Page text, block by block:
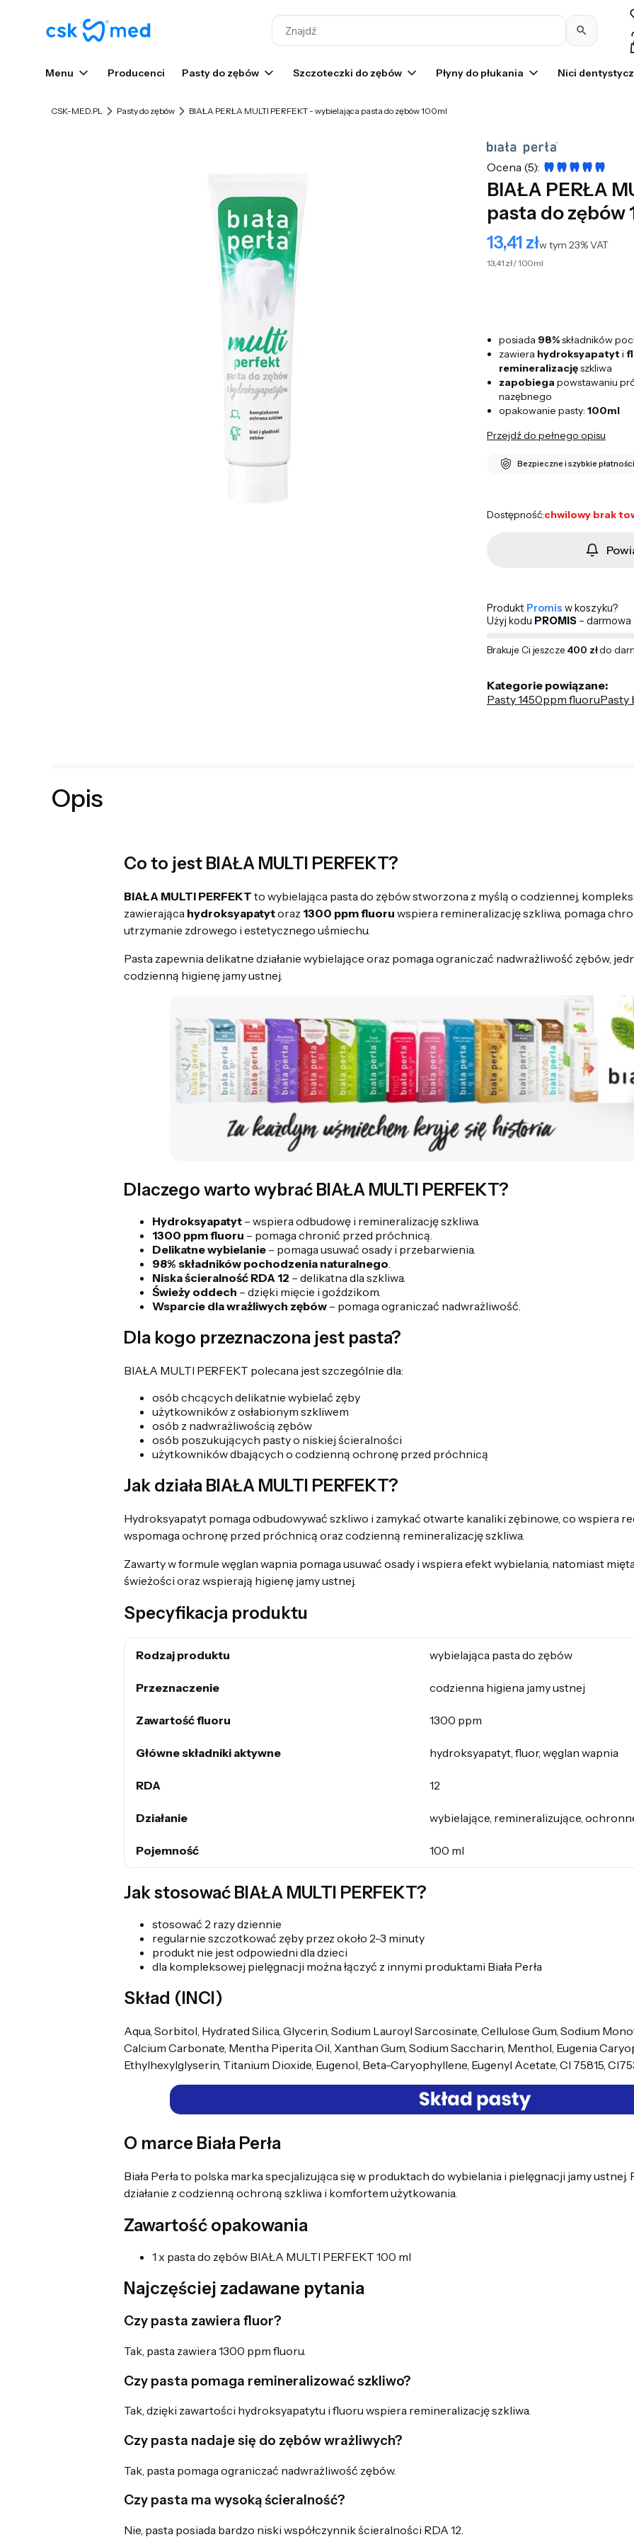
Menu Producenci Pasty do zębów Szczoteczki do zębów Płyny do płukania Nici
CSK-MED.PL Pasty do zębów BIAŁA PERŁA MULTI PERFEKT - wybielająca pasta do zębów 100ml
Ocena (5):
BIAŁA PERŁA
pasta do zębów
Cena
13,41 złw tym 23% VAT
w tym 23%VAT
13,41 zł / 100ml
posiada 98%składników
zawiera hydroksyapatyt i
remineralizacjęszkliwa
zapobiegapowstawaniu
nazębnego
opakowanie pasty: 100ml
Przejdź do pełnego opisu
Bezpieczne i szybkie
Dostępność:chwilowy brak
Produkt Promis w koszyku?
Użyj kodu PROMIS – darmowa
Brakuje Ci jeszcze 400 złdo
Kategorie powiązane:
Pasty 1450ppm fluoruPasty
Opis
Co to jest BIAŁA MULTI PERFEKT?
BIAŁA MULTI PERFEKT to wybielająca pasta do zębów stworzona z myślą o codziennej,
zawierająca hydroksyapatytoraz 1300 ppm fluoru wspiera remineralizację szkliwa, pomaga
utrzymanie zdrowego i estetycznego uśmiechu.
Pasta zapewnia delikatne działanie wybielające oraz pomaga ograniczać nadwrażliwość zębów,
codzienną higienę jamy ustnej.
Dlaczego warto wybrać BIAŁA MULTI PERFEKT?
Hydroksyapatyt– wspiera odbudowę i remineralizację szkliwa.
1300 ppm fluoru – pomaga chronić przed próchnicą.
Delikatne wybielanie– pomaga usuwać osady i przebarwienia.
98% składników pochodzenia naturalnego
Niska ścieralność RDA 12 – delikatna dla szkliwa.
Świeży oddech – dzięki mięcie i goździkom.
Wsparcie dla wrażliwych zębów– pomaga ograniczać nadwrażliwość.
Dla kogo przeznaczona jest pasta?
BIAŁA MULTI PERFEKT polecana jest szczególnie dla:
osób chcących delikatnie wybielać zęby
użytkowników z osłabionym szkliwem
osób z nadwrażliwością zębów
osób poszukujących pasty o niskiej ścieralności
użytkowników dbających o codzienną ochronę przed próchnicą
Jak działa BIAŁA MULTI PERFEKT?
Hydroksyapatyt pomaga odbudowywać szkliwo i zamykać otwarte kanaliki zębinowe, co wspiera
wspomaga ochronę przed próchnicą oraz codzienną remineralizację szkliwa.
Zawarty w formule węglan wapnia pomaga usuwać osady i wspiera efekt wybielania, natomiast
świeżości oraz wspierają higienę jamy ustnej.
Specyfikacja produktu
Rodzaj produktu wybielająca pasta do zębów
Przeznaczenie codzienna higiena jamy ustnej
Zawartość fluoru 1300 ppm
Główne składniki aktywne hydroksyapatyt, fluor, węglan wapnia
RDA 12
Działanie wybielające, remineralizujące,
Pojemność 100 ml
Jak stosować BIAŁA MULTI PERFEKT?
stosować 2 razy dziennie
regularnie szczotkować zęby przez około 2-3 minuty
produkt nie jest odpowiedni dla dzieci
dla kompleksowej pielęgnacji można łączyć z innymi produktami Biała Perła
Skład (INCI)
Aqua, Sorbitol, Hydrated Silica, Glycerin, Sodium Lauroyl Sarcosinate, Cellulose Gum, Sodium
Calcium Carbonate, Mentha Piperita Oil, Xanthan Gum, Sodium Saccharin, Menthol, Eugenia
Ethylhexylglyserin, Titanium Dioxide, Eugenol, Beta-Caryophyllene, Eugenyl Acetate, Cl 75815,
O marce Biała Perła
Biała Perła to polska marka specjalizująca się w produktach do wybielania i pielęgnacji jamy
działanie z codzienną ochroną szkliwa i komfortem użytkowania.
Zawartość opakowania
1 x pasta do zębów BIAŁA MULTI PERFEKT 100 ml
Najczęściej zadawane pytania
Czy pasta zawiera fluor?
Tak, pasta zawiera 1300 ppm fluoru.
Czy pasta pomaga remineralizować szkliwo?
Tak, dzięki zawartości hydroksyapatytu i fluoru wspiera remineralizację szkliwa.
Czy pasta nadaje się do zębów wrażliwych?
Tak, pasta pomaga ograniczać nadwrażliwość zębów.
Czy pasta ma wysoką ścieralność?
Nie, pasta posiada bardzo niski współczynnik ścieralności RDA 12.